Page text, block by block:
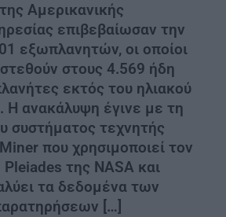
Αμερικανικής
επιβεβαίωσαν την
εξωπλανητών, οι οποίοι
στους 4.569 ήδη
εκτός του ηλιακού
Η ανακάλυψη έγινε με τη
συστήματος τεχνητής
που χρησιμοποιεί τον
της NASA και
τα δεδομένα των
[…]